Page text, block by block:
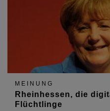
MEINUNG
Rheinhessen, die
Flüchtlinge